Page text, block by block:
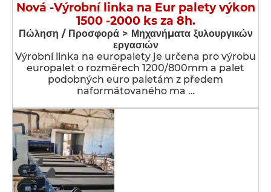
Nová -Výrobní linka na Eur palety výkon
1500 -2000 ks za 8h.
Πώληση / Προσφορά > Μηχανήματα ξυλουργικών
εργασιών
Výrobní linka na europalety je určena pro výrobu
europalet o rozměrech 1200/800mm a palet
podobných euro paletám z předem
naformátovaného ma …